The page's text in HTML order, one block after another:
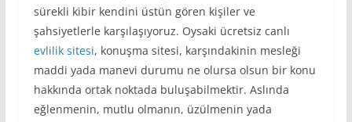
sürekli kibir kendini üstün gören kişiler ve
şahsiyetlerle karşılaşıyoruz. Oysaki ücretsiz canlı
evlilik sitesi, konuşma sitesi, karşındakinin mesleği
maddi yada manevi durumu ne olursa olsun bir konu
hakkında ortak noktada buluşabilmektir. Aslında
eğlenmenin, mutlu olmanın, üzülmenin yada